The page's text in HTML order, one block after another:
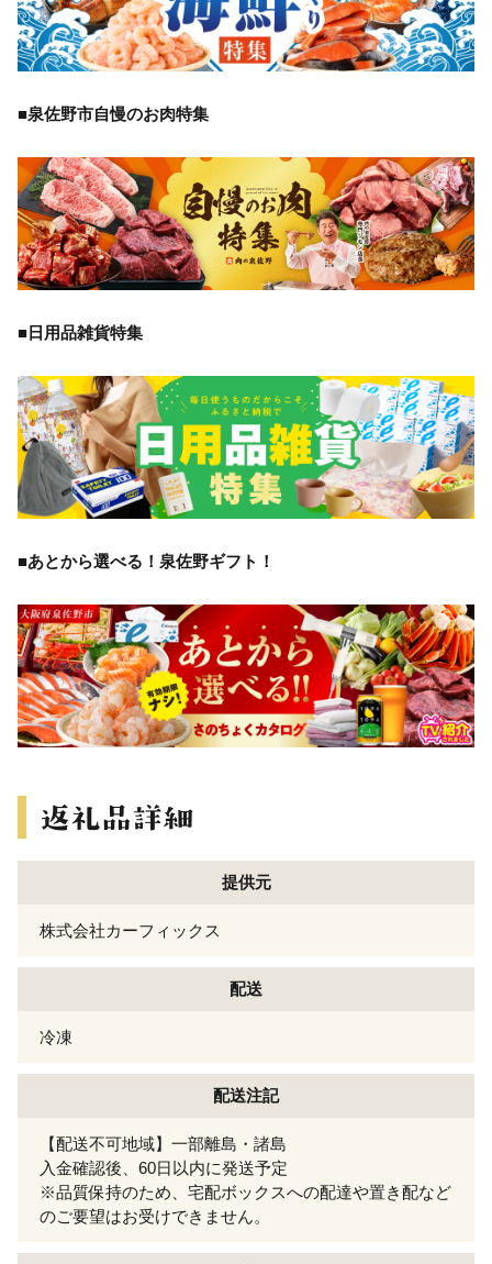
■泉佐野市自慢のお肉特集
■日用品雑貨特集
■あとから選べる！泉佐野ギフト！
提供元
株式会社カーフィックス
配送
冷凍
配送注記
【配送不可地域】一部離島・諸島
入金確認後、60日以内に発送予定
※品質保持のため、宅配ボックスへの配達や置き配など
のご要望はお受けできません。